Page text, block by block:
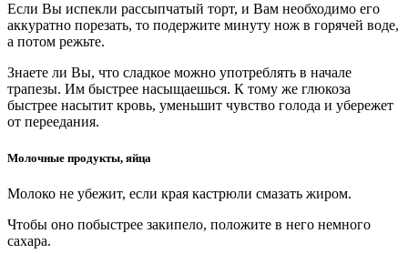
Если Вы испекли рассыпчатый торт, и Вам необходимо его
аккуратно порезать, то подержите минуту нож в горячей воде,
а потом режьте.
Знаете ли Вы, что сладкое можно употреблять в начале
трапезы. Им быстрее насыщаешься. К тому же глюкоза
быстрее насытит кровь, уменьшит чувство голода и убережет
от переедания.
Молочные продукты, яйца
Молоко не убежит, если края кастрюли смазать жиром.
Чтобы оно побыстрее закипело, положите в него немного
сахара.